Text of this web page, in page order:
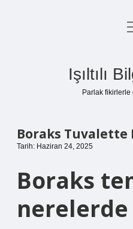
Işıltılı
Parlak fikirlerle
Boraks Tuvalette
Tarih: Haziran 24, 2025
Boraks
nerelerde